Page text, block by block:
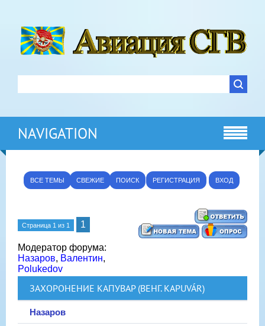
NAVIGATION
ВСЕ ТЕМЫ СВЕЖИЕ ПОИСК РЕГИСТРАЦИЯ ВХОД
Страница 1 из 1 1
Модератор форума:
Назаров, Валентин,
Polukedov
ЗАХОРОНЕНИЕ КАПУВАР (ВЕНГ. KAPUVÁR)
Назаров